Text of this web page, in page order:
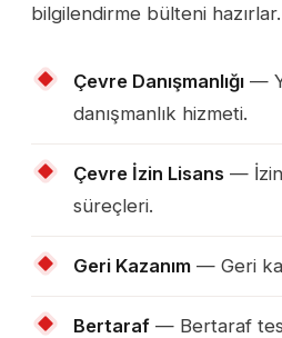
bilgilendirme bülteni hazırlar.
Çevre Danışmanlığı —
danışmanlık hizmeti.
Çevre İzin Lisans — İzin
süreçleri.
Geri Kazanım — Geri
Bertaraf — Bertaraf